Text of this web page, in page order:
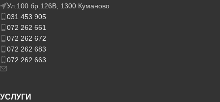
Ул.100 бр.126В, 1300 Куманово
031 453 905
072 262 661
072 262 672
072 262 683
072 262 663
УСЛУГИ